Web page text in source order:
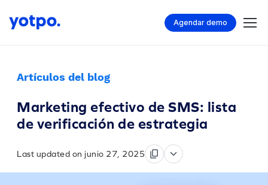
Agendar demo
Artículos del blog
Marketing efectivo de SMS: lista
de verificación de estrategia
Last updated on junio 27, 2025